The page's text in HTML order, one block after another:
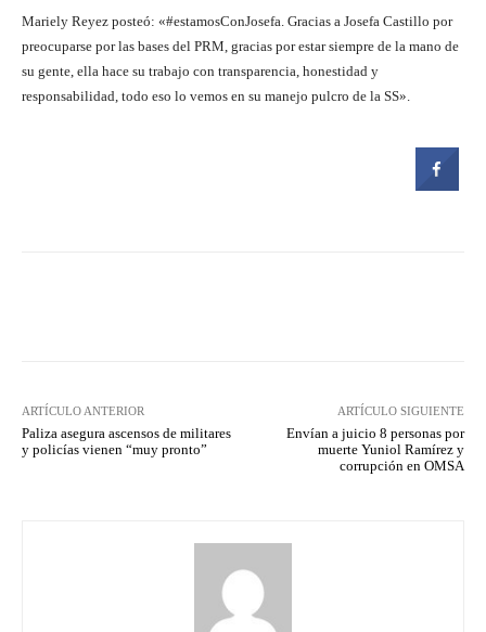
Mariely Reyez posteó: «#estamosConJosefa. Gracias a Josefa Castillo por
preocuparse por las bases del PRM, gracias por estar siempre de la mano de
su gente, ella hace su trabajo con transparencia, honestidad y
responsabilidad, todo eso lo vemos en su manejo pulcro de la SS».
ARTÍCULO ANTERIOR
Paliza asegura ascensos de militares
y policías vienen “muy pronto”
ARTÍCULO SIGUIENTE
Envían a juicio 8 personas por
muerte Yuniol Ramírez y
corrupción en OMSA